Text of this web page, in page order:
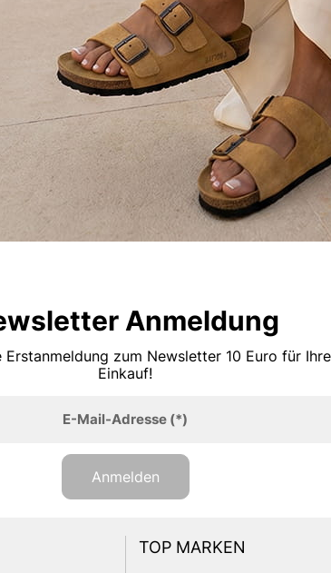
Anmeldung
Erstanmeldung zum Newsletter 10 Euro für
Einkauf!
E-Mail-Adresse(*)
Anmelden
TOP MARKEN